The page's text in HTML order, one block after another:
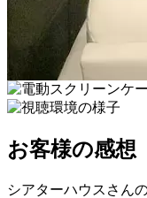
お客様の感想
シアターハウスさん